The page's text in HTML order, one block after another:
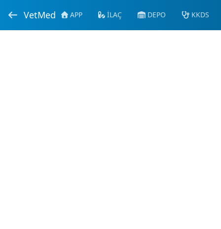
VetMed APP İLAÇ DEPO KKDS